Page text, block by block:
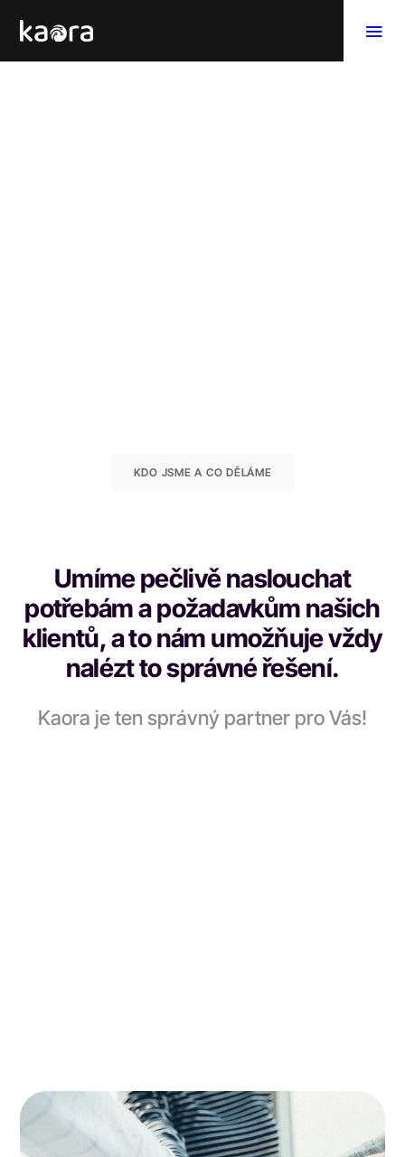
KDO JSME A CO DĚLÁME
Umíme pečlivě naslouchat
potřebám a požadavkům našich
klientů, a to nám umožňuje vždy
nalézt to správné řešení.
Kaora je ten správný partner pro Vás!